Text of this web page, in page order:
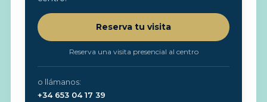
Reserva tu visita
Reserva una visita presencial al centro
o llámanos:
+34 653 04 17 39